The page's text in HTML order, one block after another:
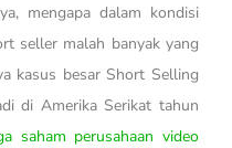
mengapa dalam kondisi
seller malah banyak yang
kasus besar Short Selling
di Amerika Serikat tahun
saham perusahaan video